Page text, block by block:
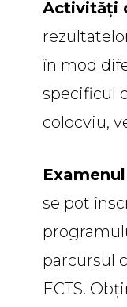
Activități
în mod
specificul
colocviu,
se pot
parcursul
ECTS.